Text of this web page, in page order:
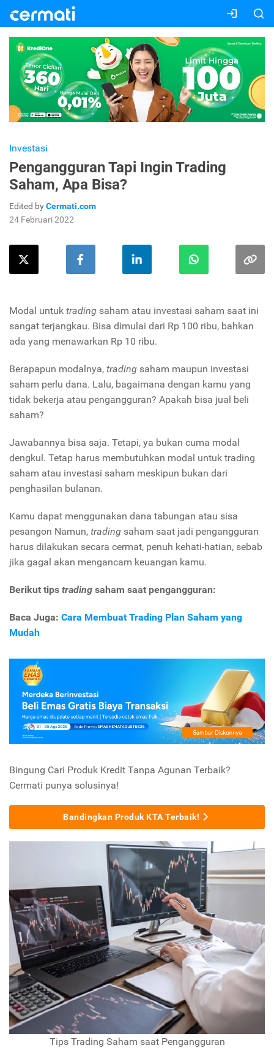
Investasi
Pengangguran Tapi Ingin Trading
Saham, Apa Bisa?
Edited byCermati.com
24 Februari 2022
Modal untuk trading saham atau investasi saham saat ini
sangat terjangkau. Bisa dimulai dari Rp 100 ribu, bahkan
ada yang menawarkan Rp 10 ribu.
Berapapun modalnya, trading saham maupun investasi
saham perlu dana. Lalu, bagaimana dengan kamu yang
tidak bekerja atau pengangguran? Apakah bisa jual beli
saham?
Jawabannya bisa saja. Tetapi, ya bukan cuma modal
dengkul. Tetap harus membutuhkan modal untuk trading
saham atau investasi saham meskipun bukan dari
penghasilan bulanan.
Kamu dapat menggunakan dana tabungan atau sisa
pesangon Namun, trading saham saat jadi pengangguran
harus dilakukan secara cermat, penuh kehati-hatian, sebab
jika gagal akan mengancam keuangan kamu.
Berikut tips trading saham saat pengangguran:
Baca Juga: Cara Membuat Trading Plan Saham yang
Mudah
Bingung Cari Produk Kredit Tanpa Agunan Terbaik?
Cermati punya solusinya!
Bandingkan Produk KTA Terbaik!
Tips Trading Saham saat Pengangguran